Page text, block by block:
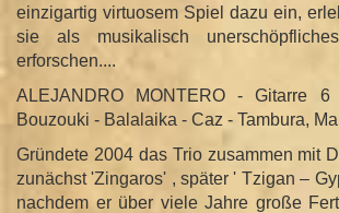
einzigartig virtuosem Spiel dazu ein,
sie als musikalisch
erforschen....
ALEJANDRO MONTERO - Gitarre
Bouzouki - Balalaika - Caz - Tambura,
Gründete 2004 das Trio zusammen mit
zunächst 'Zingaros' , später ' Tzigan –
nachdem er über viele Jahre große